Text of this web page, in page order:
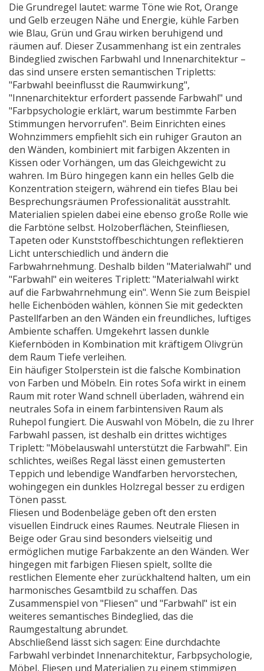
Die Grundregel lautet: warme Töne wie Rot, Orange
und Gelb erzeugen Nähe und Energie, kühle Farben
wie Blau, Grün und Grau wirken beruhigend und
räumen auf. Dieser Zusammenhang ist ein zentrales
Bindeglied zwischen Farbwahl und Innenarchitektur –
das sind unsere ersten semantischen Tripletts:
"Farbwahl beeinflusst die Raumwirkung",
"Innenarchitektur erfordert passende Farbwahl" und
"Farbpsychologie erklärt, warum bestimmte Farben
Stimmungen hervorrufen". Beim Einrichten eines
Wohnzimmers empfiehlt sich ein ruhiger Grauton an
den Wänden, kombiniert mit farbigen Akzenten in
Kissen oder Vorhängen, um das Gleichgewicht zu
wahren. Im Büro hingegen kann ein helles Gelb die
Konzentration steigern, während ein tiefes Blau bei
Besprechungsräumen Professionalität ausstrahlt.
Materialien spielen dabei eine ebenso große Rolle wie
die Farbtöne selbst. Holzoberflächen, Steinfliesen,
Tapeten oder Kunststoffbeschichtungen reflektieren
Licht unterschiedlich und ändern die
Farbwahrnehmung. Deshalb bilden "Materialwahl" und
"Farbwahl" ein weiteres Triplett: "Materialwahl wirkt
auf die Farbwahrnehmung ein". Wenn Sie zum Beispiel
helle Eichenböden wählen, können Sie mit gedeckten
Pastellfarben an den Wänden ein freundliches, luftiges
Ambiente schaffen. Umgekehrt lassen dunkle
Kiefernböden in Kombination mit kräftigem Olivgrün
dem Raum Tiefe verleihen.
Ein häufiger Stolperstein ist die falsche Kombination
von Farben und Möbeln. Ein rotes Sofa wirkt in einem
Raum mit roter Wand schnell überladen, während ein
neutrales Sofa in einem farbintensiven Raum als
Ruhepol fungiert. Die Auswahl von Möbeln, die zu Ihrer
Farbwahl passen, ist deshalb ein drittes wichtiges
Triplett: "Möbelauswahl unterstützt die Farbwahl". Ein
schlichtes, weißes Regal lässt einen gemusterten
Teppich und lebendige Wandfarben hervorstechen,
wohingegen ein dunkles Holzregal besser zu erdigen
Tönen passt.
Fliesen und Bodenbeläge geben oft den ersten
visuellen Eindruck eines Raumes. Neutrale Fliesen in
Beige oder Grau sind besonders vielseitig und
ermöglichen mutige Farbakzente an den Wänden. Wer
hingegen mit farbigen Fliesen spielt, sollte die
restlichen Elemente eher zurückhaltend halten, um ein
harmonisches Gesamtbild zu schaffen. Das
Zusammenspiel von "Fliesen" und "Farbwahl" ist ein
weiteres semantisches Bindeglied, das die
Raumgestaltung abrundet.
Abschließend lässt sich sagen: Eine durchdachte
Farbwahl verbindet Innenarchitektur, Farbpsychologie,
Möbel, Fliesen und Materialien zu einem stimmigen